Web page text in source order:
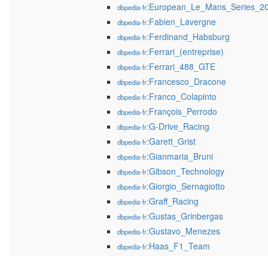
dbpedia-fr
dbpedia-fr:Fabien_Lavergne
dbpedia-fr:Ferdinand_Habsburg
dbpedia-fr:Ferrari_(entreprise)
dbpedia-fr:Ferrari_488_GTE
dbpedia-fr:Francesco_Dracone
dbpedia-fr:Franco_Colapinto
dbpedia-fr:François_Perrodo
dbpedia-fr:G-Drive_Racing
dbpedia-fr:Garett_Grist
dbpedia-fr:Gianmaria_Bruni
dbpedia-fr:Gibson_Technology
dbpedia-fr:Giorgio_Sernagiotto
dbpedia-fr:Graff_Racing
dbpedia-fr:Gustas_Grinbergas
dbpedia-fr:Gustavo_Menezes
dbpedia-fr:Haas_F1_Team